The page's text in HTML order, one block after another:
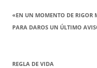
«EN UN MOMENTO DE RIGOR
PARA DAROS UN ÚLTIMO
REGLA DE VIDA